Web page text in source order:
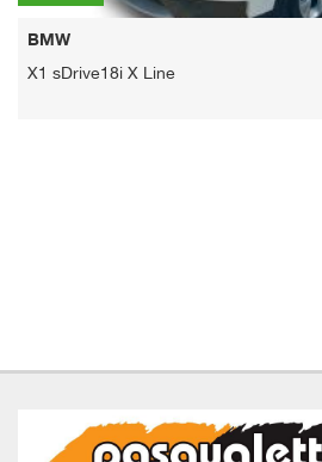
BMW
X1 sDrive18i X Line